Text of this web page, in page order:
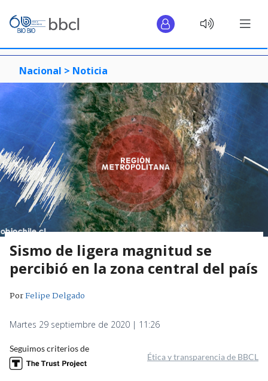
Nacional > Noticia
Sismo de ligera magnitud se
percibió en la zona central del país
PorFelipe Delgado
Martes 29 septiembre de 2020 | 11:26
Seguimos criterios de
Ética y transparencia de BBCL